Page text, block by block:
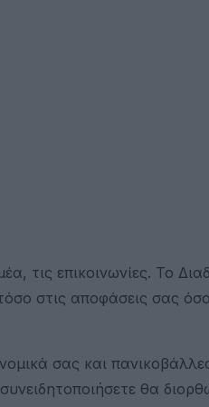
τις επικοινωνίες. Το
στις αποφάσεις σας όσο
σας και
θα